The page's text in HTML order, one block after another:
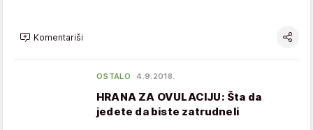
Komentariši
OSTALO 4.9.2018.
HRANA ZA OVULACIJU: Šta da
jedete da biste zatrudneli